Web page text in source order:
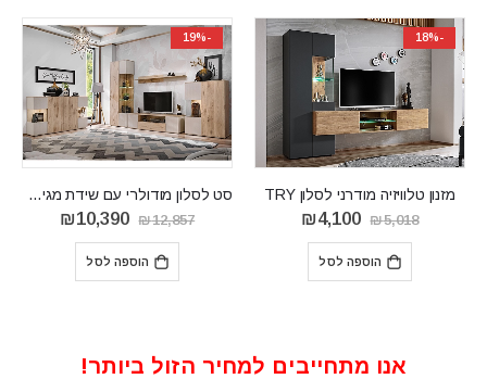
-18%
מזנון טלוויזיה מודרני לסלון TRY
₪5,018
המחיר
היה:
₪5,018.
₪4,100
הוספה לסל
-19%
סט לסלון מודולרי עם שידת מגירות וויטרינות CATALINA A
₪12,857
המחיר
היה:
₪12,857.
₪10,390
הוספה לסל
אנו מתחייבים למחיר הזול ביותר!